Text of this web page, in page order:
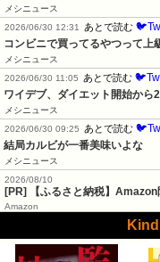
メシニュース
2026/06/30 12:31 あとで読む
コンビニで買ってるやつって上
メシニュース
2026/06/30 11:05 あとで読む
ワイデブ、ダイエット開始から
メシニュース
2026/06/30 09:25 あとで読む
結局カルビが一番美味いよな
メシニュース
2026/08/10
[PR] 【ふるさと納税】
Amazon